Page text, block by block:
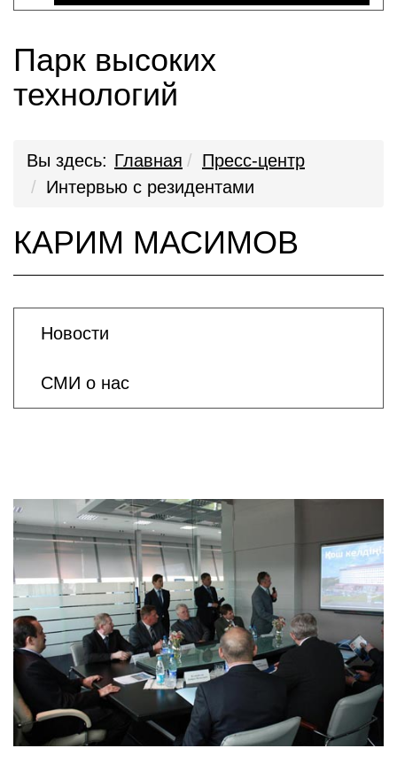
Парк высоких
технологий
Вы здесь: Главная
Пресс-центр
Интервью с резидентами
КАРИМ МАСИМОВ
Новости
СМИ о нас